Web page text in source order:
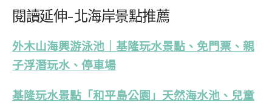
閱讀延伸-北海岸景點推薦
外木山海興游泳池｜基隆玩水景點、免門票、親
子浮潛玩水、停車場
基隆玩水景點「和平島公園」天然海水池、兒童